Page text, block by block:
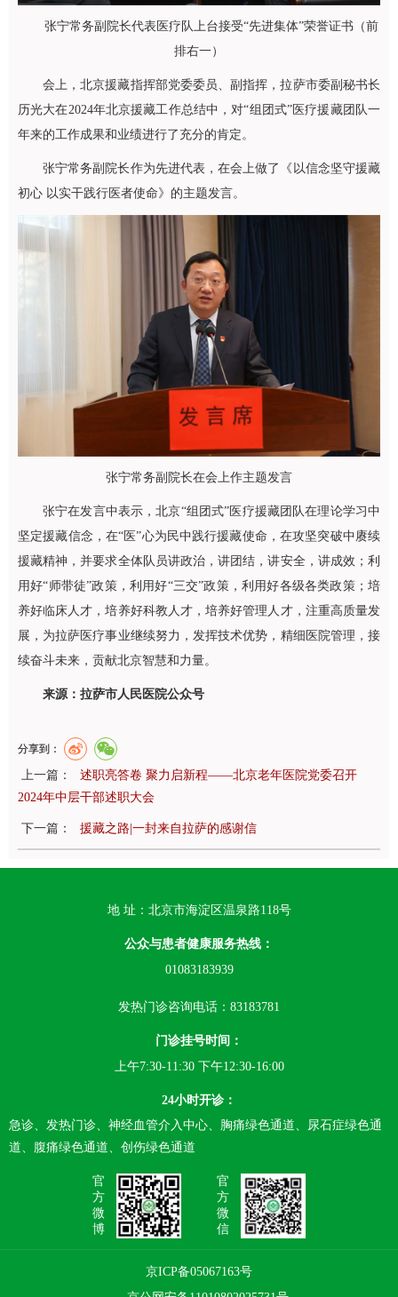
张宁常务副院长代表医疗队上台接受“先进集体”荣誉证书（前
排右一）
会上，北京援藏指挥部党委委员、副指挥，拉萨市委副秘书长
历光大在2024年北京援藏工作总结中，对“组团式”医疗援藏团队一
年来的工作成果和业绩进行了充分的肯定。
张宁常务副院长作为先进代表，在会上做了《以信念坚守援藏
初心 以实干践行医者使命》的主题发言。
张宁常务副院长在会上作主题发言
张宁在发言中表示，北京“组团式”医疗援藏团队在理论学习中
坚定援藏信念，在“医”心为民中践行援藏使命，在攻坚突破中赓续
援藏精神，并要求全体队员讲政治，讲团结，讲安全，讲成效；利
用好“师带徒”政策，利用好“三交”政策，利用好各级各类政策；培
养好临床人才，培养好科教人才，培养好管理人才，注重高质量发
展，为拉萨医疗事业继续努力，发挥技术优势，精细医院管理，接
续奋斗未来，贡献北京智慧和力量。
来源：拉萨市人民医院公众号
分享到：
上一篇：
述职亮答卷 聚力启新程——北京老年医院党委召开
2024年中层干部述职大会
下一篇： 援藏之路|一封来自拉萨的感谢信
地 址：北京市海淀区温泉路118号
公众与患者健康服务热线：
01083183939
发热门诊咨询电话：83183781
门诊挂号时间：
上午7:30-11:30 下午12:30-16:00
24小时开诊：
急诊、发热门诊、神经血管介入中心、胸痛绿色通道、尿石症绿色通
道、腹痛绿色通道、创伤绿色通道
官
方
微
博
官
方
微
信
京ICP备05067163号